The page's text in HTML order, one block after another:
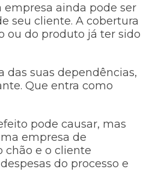
ainda pode ser
seu cliente. A cobertura
ou do produto já ter sido
das suas dependências,
Que entra como
pode causar, mas
empresa de
chão e o cliente
do processo e